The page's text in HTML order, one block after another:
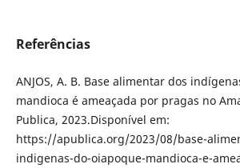
Referências
ANJOS, A. B. Base alimentar dos
mandioca é ameaçada por pragas no
Publica, 2023.Disponível em:
https://apublica.org/2023/08/base-
indigenas-do-oiapoque-mandioca-e-